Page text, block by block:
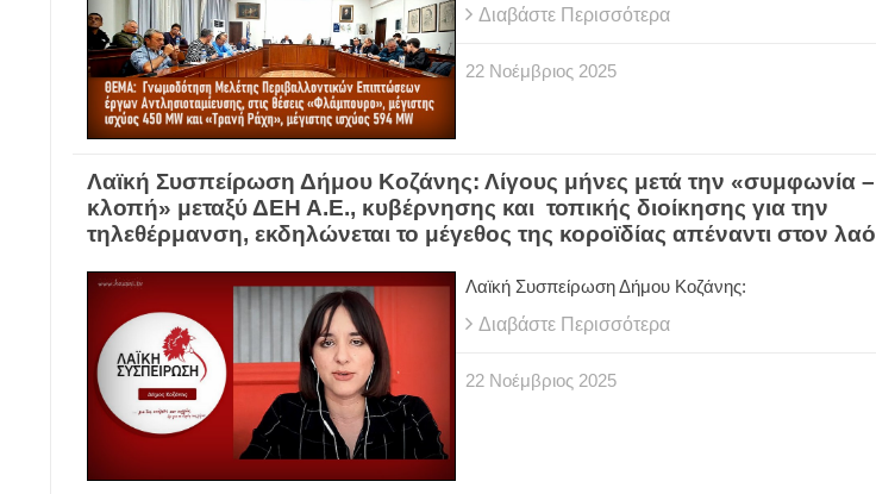
Διαβάστε Περισσότερα
22 Νοέμβριος 2025
Λαϊκή Συσπείρωση Δήμου Κοζάνης: Λίγους μήνες μετά την «συμφωνία –
κλοπή» μεταξύ ΔΕΗ Α.Ε., κυβέρνησης και τοπικής διοίκησης για την
τηλεθέρμανση, εκδηλώνεται το μέγεθος της κοροϊδίας απέναντι στον λαό
Λαϊκή Συσπείρωση Δήμου Κοζάνης:
Διαβάστε Περισσότερα
22 Νοέμβριος 2025